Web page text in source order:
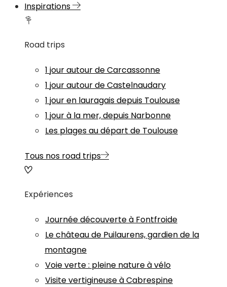
Inspirations
Road trips
1 jour autour de Carcassonne
1 jour autour de Castelnaudary
1 jour en lauragais depuis Toulouse
1 jour à la mer, depuis Narbonne
Les plages au départ de Toulouse
Tous nos road trips
Expériences
Journée découverte à Fontfroide
Le château de Puilaurens, gardien de la
montagne
Voie verte : pleine nature à vélo
Visite vertigineuse à Cabrespine